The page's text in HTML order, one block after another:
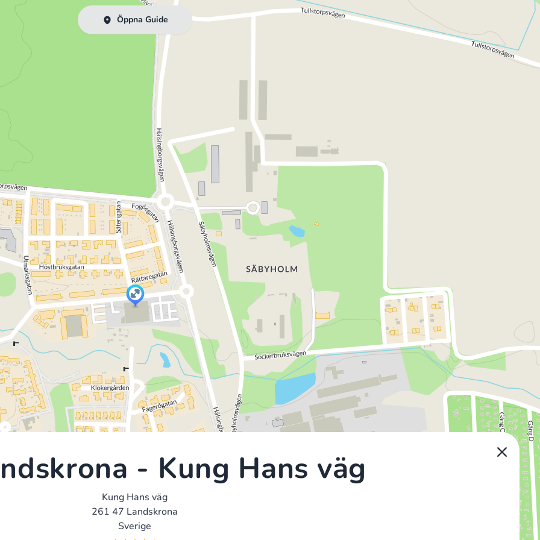
Öppna Guide
- Kung Hans väg
Kung Hans väg
261 47 Landskrona
Sverige